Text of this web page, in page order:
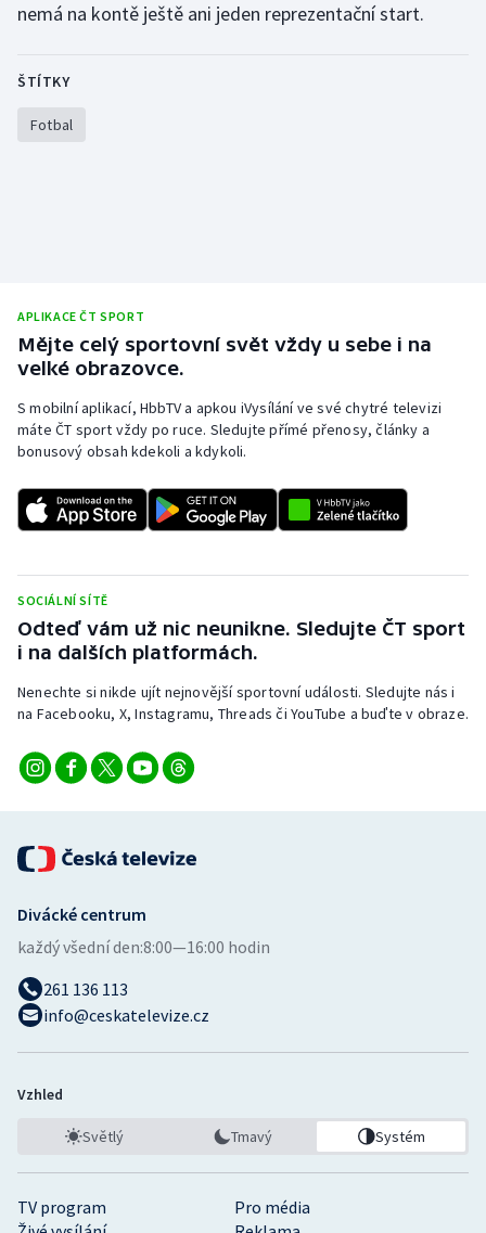
Lezení
Parasport
Plavání
Plážový volejbal
Ragby
Rychlostní kanoistika
Short track
Sportovní střelba
Stolní tenis
Triatlon
Veslování
Vodní slalom
Ostatní
nemá na kontě ještě ani jeden reprezentační start.
ŠTÍTKY
Fotbal
APLIKACE ČT SPORT
Mějte celý sportovní svět vždy u sebe i na
velké obrazovce.
S mobilní aplikací, HbbTV a apkou iVysílání ve své chytré televizi
máte ČT sport vždy po ruce. Sledujte přímé přenosy, články a
bonusový obsah kdekoli a kdykoli.
SOCIÁLNÍ SÍTĚ
Odteď vám už nic neunikne. Sledujte ČT sport
i na dalších platformách.
Nenechte si nikde ujít nejnovější sportovní události. Sledujte nás i
na Facebooku, X, Instagramu, Threads či YouTube a buďte v obraze.
TV program
Pro média
Divácké centrum
každý všední den:8:00—16:00 hodin
261 136 113
info@ceskatelevize.cz
Vzhled
Světlý Tmavý Systém